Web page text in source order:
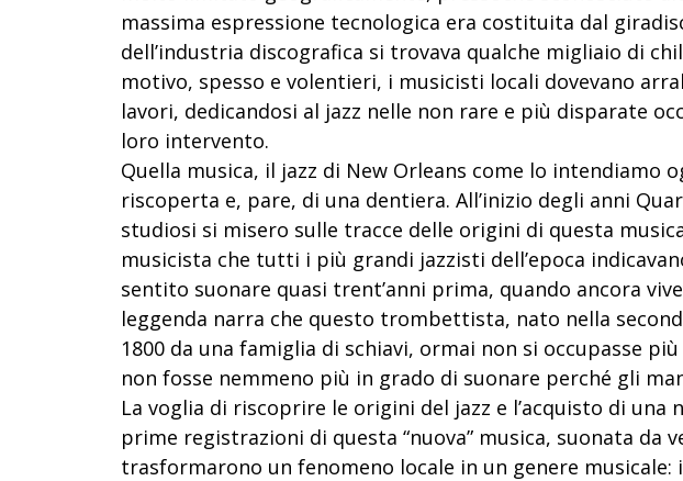
massima espressione tecnologica era costituita dal
dell’industria discografica si trovava qualche migliaio di
motivo, spesso e volentieri, i musicisti locali dovevano
lavori, dedicandosi al jazz nelle non rare e più disparate
loro intervento.
Quella musica, il jazz di New Orleans come lo intendiamo
riscoperta e, pare, di una dentiera. All’inizio degli anni
studiosi si misero sulle tracce delle origini di questa
musicista che tutti i più grandi jazzisti dell’epoca
sentito suonare quasi trent’anni prima, quando ancora
leggenda narra che questo trombettista, nato nella
1800 da una famiglia di schiavi, ormai non si occupasse
non fosse nemmeno più in grado di suonare perché gli
La voglia di riscoprire le origini del jazz e l’acquisto di una
prime registrazioni di questa “nuova” musica, suonata da
trasformarono un fenomeno locale in un genere musicale: